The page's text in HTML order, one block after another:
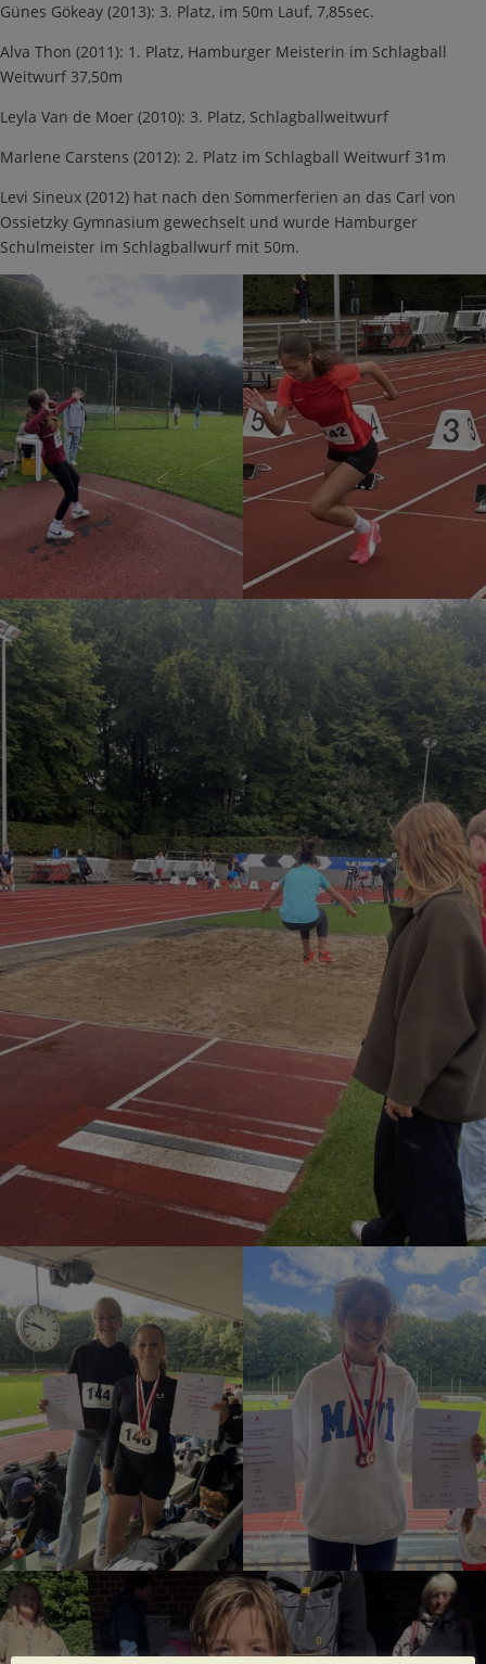
Günes Gökeay (2013): 3. Platz, im 50m Lauf, 7,85sec.
Alva Thon (2011): 1. Platz, Hamburger Meisterin im Schlagball
Weitwurf 37,50m
Leyla Van de Moer (2010): 3. Platz, Schlagballweitwurf
Marlene Carstens (2012): 2. Platz im Schlagball Weitwurf 31m
Levi Sineux (2012) hat nach den Sommerferien an das Carl von
Ossietzky Gymnasium gewechselt und wurde Hamburger
Schulmeister im Schlagballwurf mit 50m.